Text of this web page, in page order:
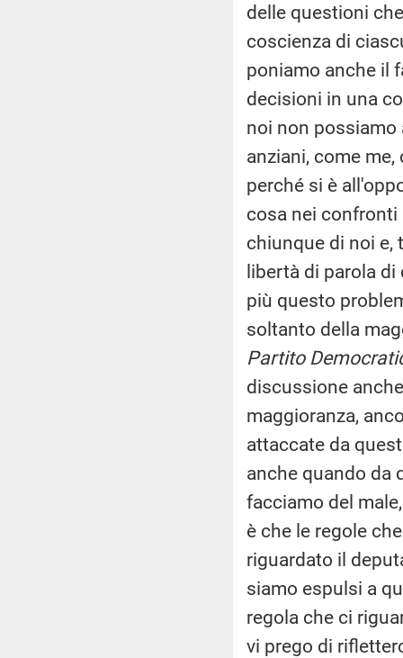
delle questioni
coscienza di
poniamo anche il
decisioni in una
noi non
anziani, come
perché si è
cosa nei confronti
chiunque di noi e,
libertà di parola di
più questo
soltanto della
Partito
discussione
maggioranza,
attaccate da
anche quando da
facciamo del
è che le regole
riguardato il
siamo espulsi a
regola che ci
vi prego di